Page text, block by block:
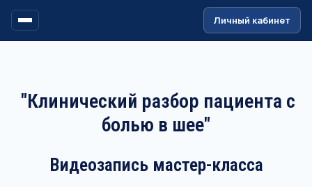
Ссылка на это место страницы: #header
Личный кабинет
"Клинический разбор пациента с
болью в шее"
Видеозапись мастер-класса